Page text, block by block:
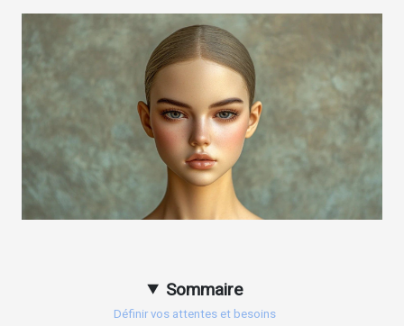
Sommaire
Définir vos attentes et besoins